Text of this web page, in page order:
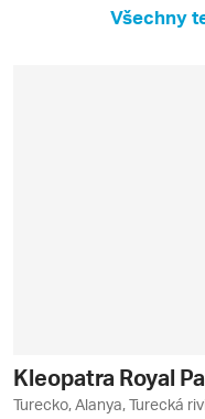
Všechny
Kleopatra Royal
Turecko, Alanya, Turecká